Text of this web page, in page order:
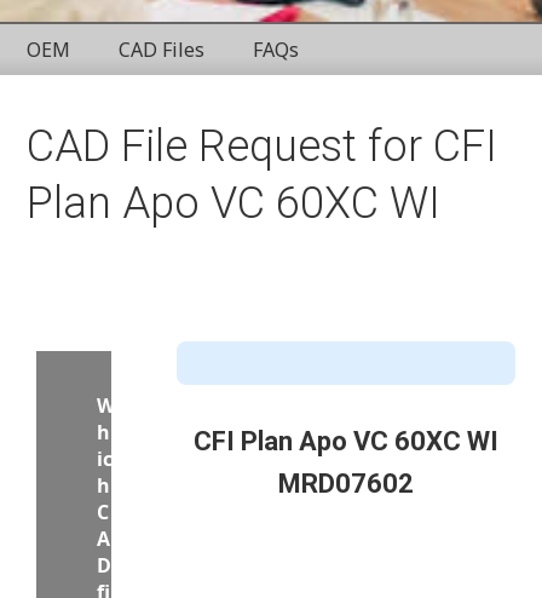
OEM CAD Files FAQs
CAD File Request for CFI
Plan Apo VC 60XC WI
CFI Plan Apo VC 60XC WI
MRD07602